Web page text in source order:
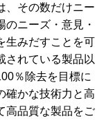
、その数だけニー
ニーズ・意見・
生みだすことを可
されている製品以
％除去を目標に
確かな技術力と高
高品質な製品をご